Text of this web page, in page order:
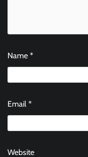
Name *
Email *
Website